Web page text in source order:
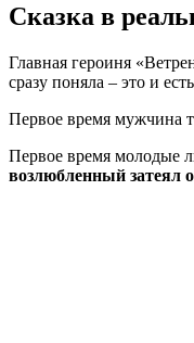
Сказка в
Главная героиня
сразу поняла – это и
Первое время мужчина
Первое время молодые
возлюбленный затеял